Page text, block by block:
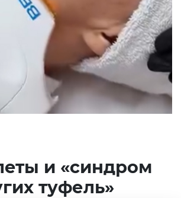
и «синдром
туфель»